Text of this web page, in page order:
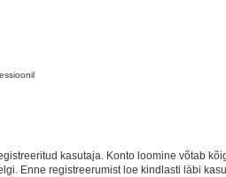
kasutaja. Konto loomine võtab
Enne registreerumist loe kindlasti läbi